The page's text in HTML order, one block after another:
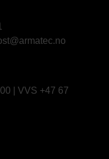
| VVS +47 67